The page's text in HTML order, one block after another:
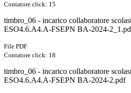
Contatore click: 15
timbro_06 - incarico collaboratore
ESO4.6.A4.A-FSEPN BA-2024-
File PDF
Contatore click: 18
timbro_06 - incarico collaboratore
ESO4.6.A4.A-FSEPN BA-2024-2.pdf